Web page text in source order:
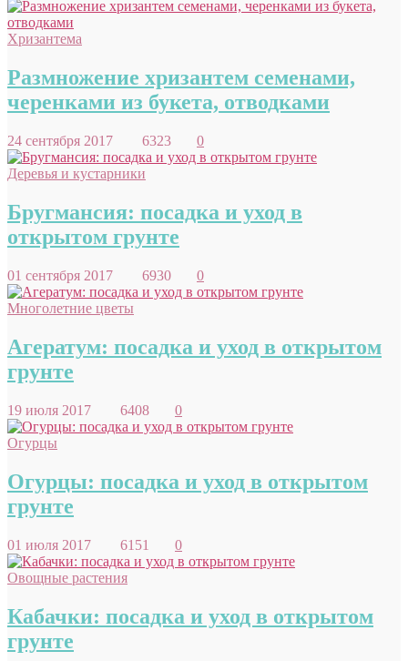
Хризантема
Размножение хризантем семенами,
черенками из букета, отводками
24 сентября 2017 6323 0
Деревья и кустарники
Бругмансия: посадка и уход в
открытом грунте
01 сентября 2017 6930 0
Многолетние цветы
Агератум: посадка и уход в открытом
грунте
19 июля 2017 6408 0
Огурцы
Огурцы: посадка и уход в открытом
грунте
01 июля 2017 6151 0
Овощные растения
Кабачки: посадка и уход в открытом
грунте